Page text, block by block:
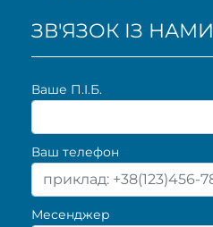
ЗВ'ЯЗОК ІЗ НАМИ
Ваше П.I.Б.
Ваш телефон
Месенджер